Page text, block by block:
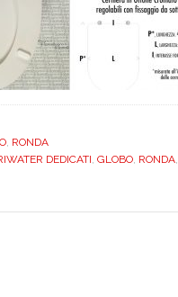
, RONDA
DEDICATI, GLOBO, RONDA,